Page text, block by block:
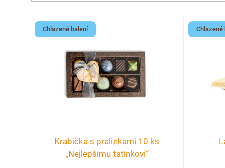
e
V Chlazené balení
Krabička s pralinkami 10 ks
„Nejlepšímu tatínkovi“
Chlazené